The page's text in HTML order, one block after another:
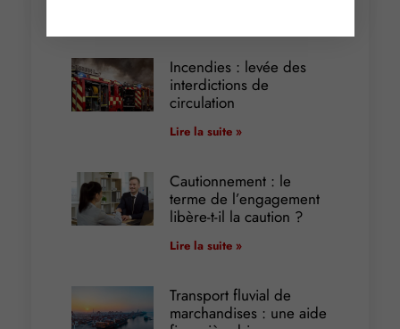
Incendies : levée des
interdictions de
circulation
Lire la suite »
Cautionnement : le
terme de l’engagement
libère-t-il la caution ?
Lire la suite »
Transport fluvial de
marchandises : une aide